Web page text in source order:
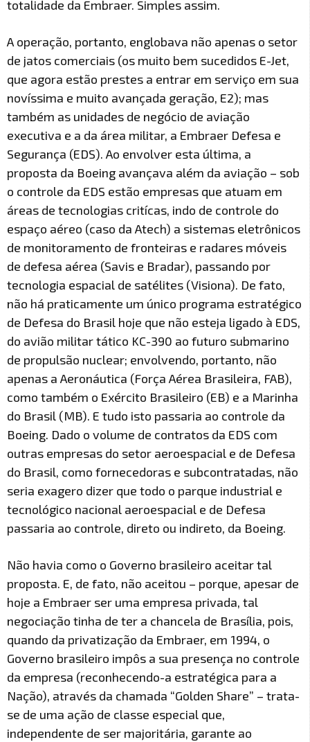
totalidade da Embraer. Simples assim.
A operação, portanto, englobava não apenas o setor
de jatos comerciais (os muito bem sucedidos E-Jet,
que agora estão prestes a entrar em serviço em sua
novíssima e muito avançada geração, E2); mas
também as unidades de negócio de aviação
executiva e a da área militar, a Embraer Defesa e
Segurança (EDS). Ao envolver esta última, a
proposta da Boeing avançava além da aviação – sob
o controle da EDS estão empresas que atuam em
áreas de tecnologias critícas, indo de controle do
espaço aéreo (caso da Atech) a sistemas eletrônicos
de monitoramento de fronteiras e radares móveis
de defesa aérea (Savis e Bradar), passando por
tecnologia espacial de satélites (Visiona). De fato,
não há praticamente um único programa estratégico
de Defesa do Brasil hoje que não esteja ligado à EDS,
do avião militar tático KC-390 ao futuro submarino
de propulsão nuclear; envolvendo, portanto, não
apenas a Aeronáutica (Força Aérea Brasileira, FAB),
como também o Exército Brasileiro (EB) e a Marinha
do Brasil (MB). E tudo isto passaria ao controle da
Boeing. Dado o volume de contratos da EDS com
outras empresas do setor aeroespacial e de Defesa
do Brasil, como fornecedoras e subcontratadas, não
seria exagero dizer que todo o parque industrial e
tecnológico nacional aeroespacial e de Defesa
passaria ao controle, direto ou indireto, da Boeing.
Não havia como o Governo brasileiro aceitar tal
proposta. E, de fato, não aceitou – porque, apesar de
hoje a Embraer ser uma empresa privada, tal
negociação tinha de ter a chancela de Brasília, pois,
quando da privatização da Embraer, em 1994, o
Governo brasileiro impôs a sua presença no controle
da empresa (reconhecendo-a estratégica para a
Nação), através da chamada “Golden Share” – trata-
se de uma ação de classe especial que,
independente de ser majoritária, garante ao